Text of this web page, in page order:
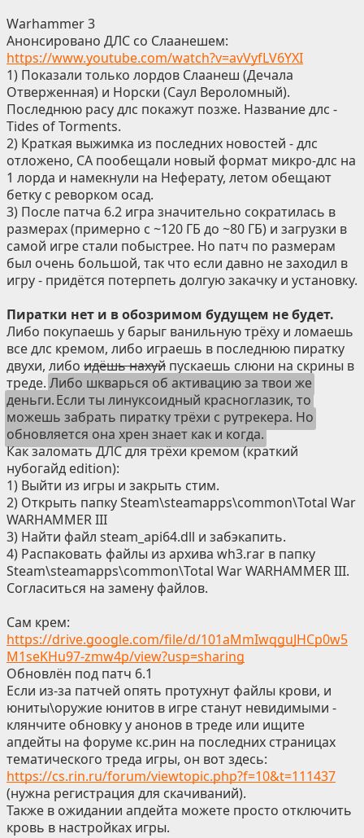
Warhammer 3
Анонсировано ДЛС со Слаанешем:
https://www.youtube.com/watch?v=avVyfLV6YXI
1) Показали только лордов Слаанеш (Дечала
Отверженная) и Норски (Саул Вероломный).
Последнюю расу длс покажут позже. Название длс -
Tides of Torments.
2) Краткая выжимка из последних новостей - длс
отложено, СА пообещали новый формат микро-длс на
1 лорда и намекнули на Неферату, летом обещают
бетку с реворком осад.
3) После патча 6.2 игра значительно сократилась в
размерах (примерно с ~120 ГБ до ~80 ГБ) и загрузки в
самой игре стали побыстрее. Но патч по размерам
был очень большой, так что если давно не заходил в
игру - придётся потерпеть долгую закачку и установку.
Пиратки нет и в обозримом будущем не будет.
Либо покупаешь у барыг ванильную трёху и ломаешь
все длс кремом, либо играешь в последнюю пиратку
двухи, либо идёшь нахуй пускаешь слюни на скрины в
треде. Либо шкварься об активацию за твои же
деньги.Если ты линуксоидный красноглазик, то
можешь забрать пиратку трёхи с рутрекера. Но
обновляется она хрен знает как и когда.
Как заломать ДЛС для трёхи кремом (краткий
нубогайд edition):
1) Выйти из игры и закрыть стим.
2) Открыть папку Steam\steamapps\common\Total War
WARHAMMER III
3) Найти файл steam_api64.dll и забэкапить.
4) Распаковать файлы из архива wh3.rar в папку
Steam\steamapps\common\Total War WARHAMMER III.
Согласиться на замену файлов.
Сам крем:
https://drive.google.com/file/d/101aMmIwqguJHCp0w5
M1seKHu97-zmw4p/view?usp=sharing
Обновлён под патч 6.1
Если из-за патчей опять протухнут файлы крови, и
юниты\оружие юнитов в игре станут невидимыми -
клянчите обновку у анонов в треде или ищите
апдейты на форуме кс.рин на последних страницах
тематического треда игры, он вот здесь:
https://cs.rin.ru/forum/viewtopic.php?f=10&t=111437
(нужна регистрация для скачиваний).
Также в ожидании апдейта можете просто отключить
кровь в настройках игры.